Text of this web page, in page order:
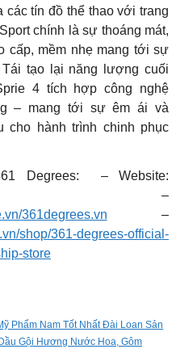
các tín đồ thể thao với trang
chính là sự thoáng mát,
cấp, mềm nhẹ mang tới sự
tạo lại năng lượng cuối
4 tích hợp công nghệ
– mang tới sự êm ái và
hành trình chinh phục
Degrees: – Website:
361degrees.vn –
shop/361-degrees-official-
store
Phẩm Nam Tốt Nhất Đài Loan Sản
Gội Hương Nước Hoa, Gôm